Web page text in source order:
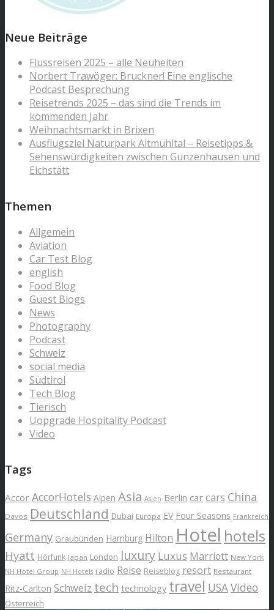
Neue Beiträge
Flussreisen 2025 – alle Neuheiten
Norbert Trawöger: Bruckner! Eine englische
Podcast Besprechung
Reisetrends 2025 – das sind die Trends im
kommenden Jahr
Weihnachtsmarkt in Brixen
Ausflugsziel Naturpark Altmühltal – Reisetipps &
Sehenswürdigkeiten zwischen Gunzenhausen und
Eichstätt
Themen
Allgemein
Aviation
Car Test Blog
english
Food Blog
Guest Blogs
News
Photography
Podcast
Schweiz
social media
Südtirol
Tech Blog
Tierisch
Uopgrade Hospitality Podcast
Video
Tags
Accor AccorHotels Alpen Asia Asien Berlin car cars China
Davos Deutschland Dubai Europa EV Four Seasons Frankreich
Germany Graubünden Hamburg Hilton Hotel hotels
Hyatt Hörfunk Japan London luxury Luxus Marriott New York
NH Hotel Group NH Hotels radio Reise Reiseblog resort Restaurant
Ritz-Carlton Schweiz tech technology travel USAVideo
Österreich